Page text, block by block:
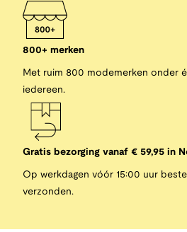
800+ merken
Met ruim 800 modemerken onder
iedereen.
Gratis bezorging vanaf € 59,95 in
Op werkdagen vóór 15:00 uur
verzonden.